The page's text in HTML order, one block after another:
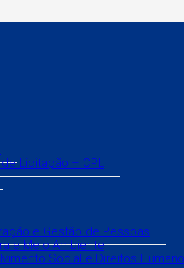
Licitação – CPL
e Gestão de Pessoas
e Meio Ambiente
Social e Direitos